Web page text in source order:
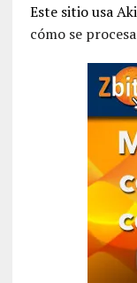
Este sitio usa
cómo se